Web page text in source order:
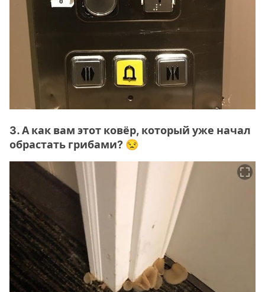
3. А как вам этот ковёр, который уже начал
обрастать грибами? 😒